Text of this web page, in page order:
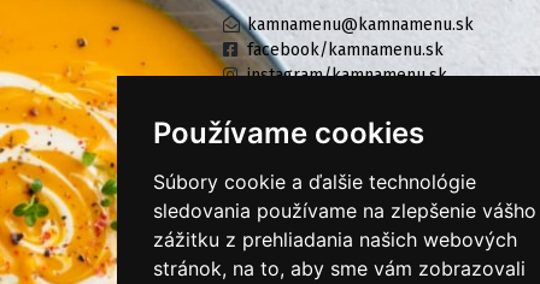
Používame cookies
Súbory cookie a ďalšie technológie
sledovania používame na zlepšenie vášho
zážitku z prehliadania našich webových
stránok, na to, aby sme vám zobrazovali
kamnamenu@kamnamenu.sk
facebook/kamnamenu.sk
instagram/kamnamenu.sk
PRIHLÁSIŤ SA DO ZÁKAZNÍCKEJ ZÓNY